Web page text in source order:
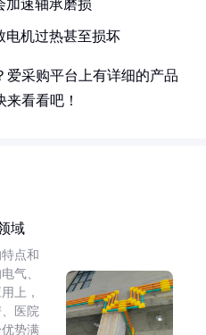
加速轴承磨损
电机过热甚至损坏
爱采购平台上有详细的产品
看看吧！
域
点和
气、
上，
医院
势满